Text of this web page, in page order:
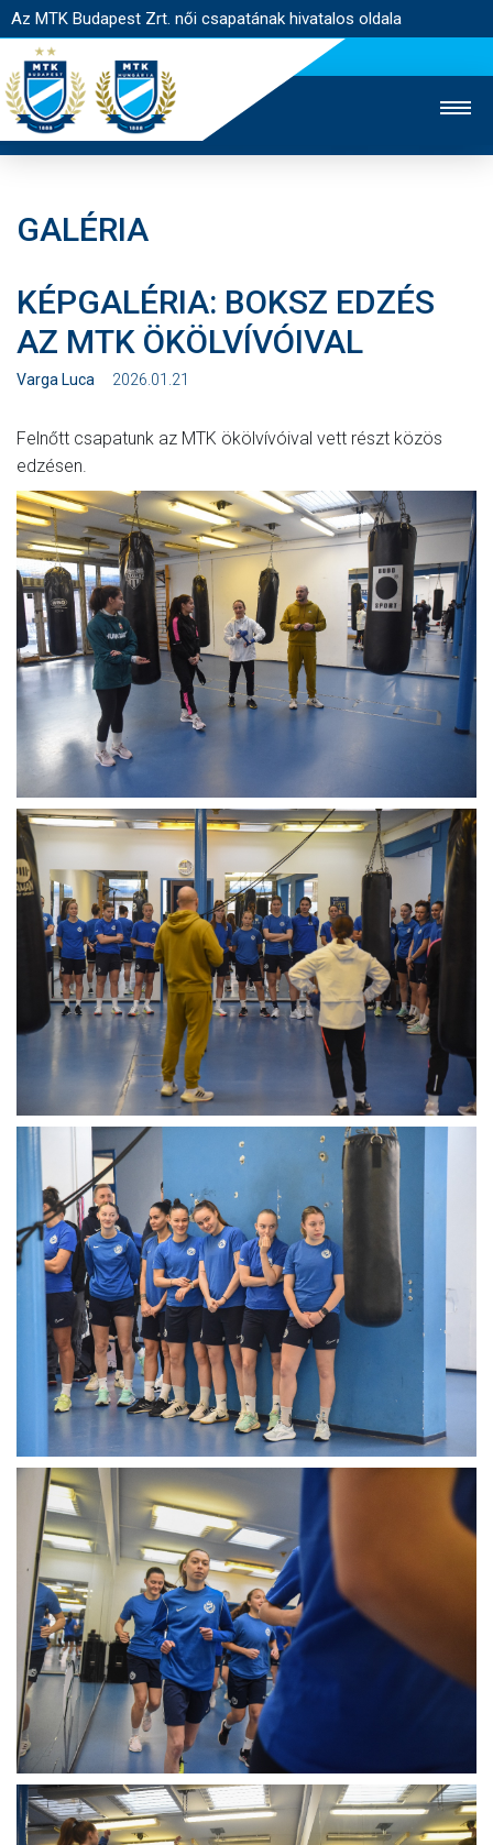
Az MTK Budapest Zrt. női csapatának hivatalos oldala
JEGYÉRTÉKESÍTÉS
WEBSHOP
STADION
EGYESÜLET
KAPCSOLAT
HÍREK
CSAPAT
MÉRKŐZÉSEK
JELENTKEZÉS
KLUB
GALÉRIA
SZURKOLÓI ÉLMÉNYEK
GALÉRIA
KÉPGALÉRIA: BOKSZ EDZÉS
AZ MTK ÖKÖLVÍVÓIVAL
Varga Luca 2026.01.21
Felnőtt csapatunk az MTK ökölvívóival vett részt közös
edzésen.